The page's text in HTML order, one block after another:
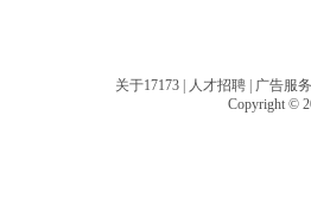
关于17173 | 人才招聘 | 广告服务
Copyright ©